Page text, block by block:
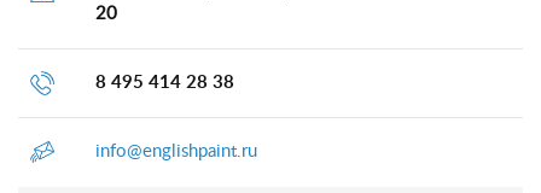
20
8 495 414 28 38
info@englishpaint.ru